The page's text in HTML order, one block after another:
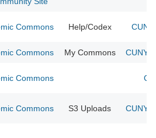
Commons Help/Codex
Commons My Commons CUNY
Commons
Commons S3 Uploads CUNY